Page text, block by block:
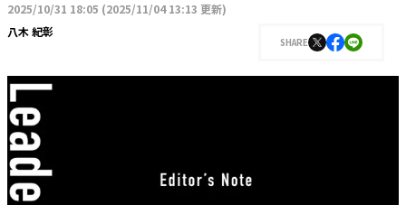
2025/10/31 18:05 (2025/11/04 13:13 更新)
八木 紀彰
SHARE